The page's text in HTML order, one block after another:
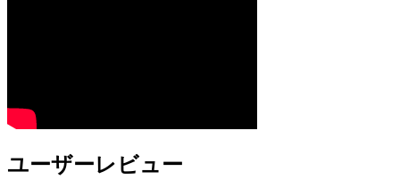
ユーザーレビュー